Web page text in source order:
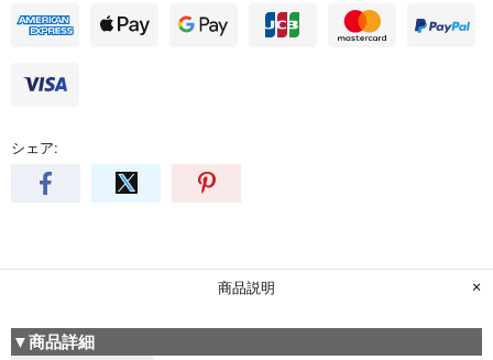
シェア:
商品説明
▼商品詳細